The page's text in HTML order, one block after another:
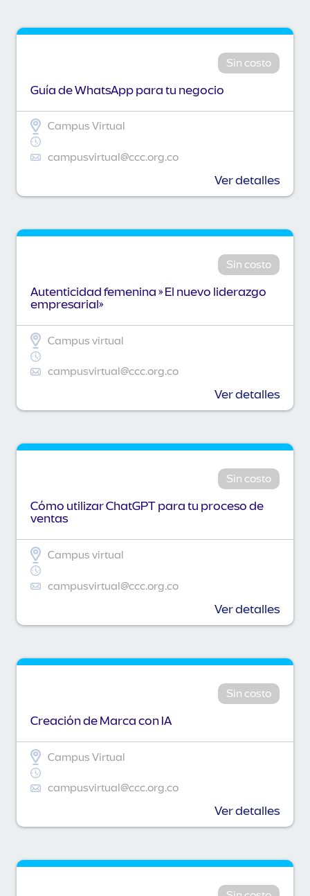
Sin costo
Guía de WhatsApp para tu negocio
Campus Virtual
campusvirtual@ccc.org.co
Ver detalles
Sin costo
Autenticidad femenina » El nuevo liderazgo
empresarial»
Campus virtual
campusvirtual@ccc.org.co
Ver detalles
Sin costo
Cómo utilizar ChatGPT para tu proceso de
ventas
Campus virtual
campusvirtual@ccc.org.co
Ver detalles
Sin costo
Creación de Marca con IA
Campus Virtual
campusvirtual@ccc.org.co
Ver detalles